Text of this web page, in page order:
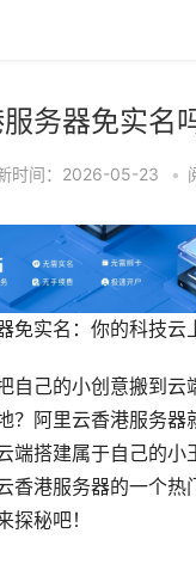
务器免实名
时间：2026-05-23 •
免实名：你的科技云
自己的小创意搬到云
？阿里云香港服务器
端搭建属于自己的小
香港服务器的一个热
探秘吧！